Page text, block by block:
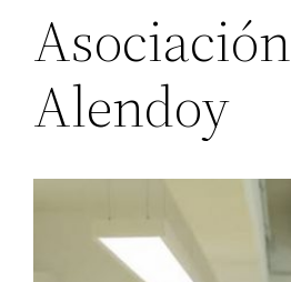
Asociación
Alendoy